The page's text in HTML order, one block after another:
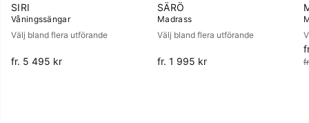
SIRI
Våningssängar
Välj bland flera utförande
fr. 5 495 kr
SÄRÖ
Madrass
Välj bland flera utförande
fr. 1 995 kr